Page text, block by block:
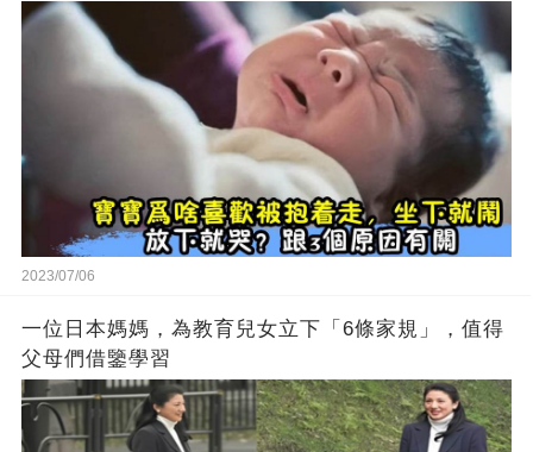
2023/07/06
一位日本媽媽，為教育兒女立下「6條家規」，值得
父母們借鑒學習